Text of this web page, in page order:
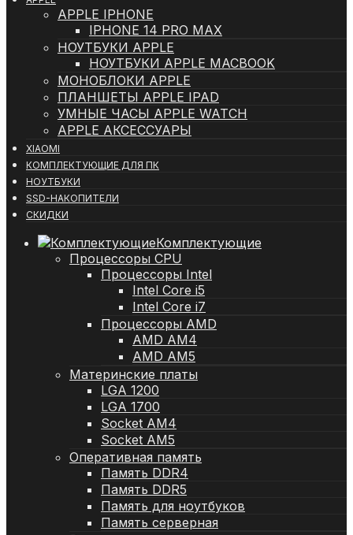
APPLE IPHONE
IPHONE 14 PRO MAX
НОУТБУКИ APPLE
НОУТБУКИ APPLE MACBOOK
МОНОБЛОКИ APPLE
ПЛАНШЕТЫ APPLE IPAD
УМНЫЕ ЧАСЫ APPLE WATCH
APPLE АКСЕССУАРЫ
XIAOMI
КОМПЛЕКТУЮЩИЕ ДЛЯ ПК
НОУТБУКИ
SSD-НАКОПИТЕЛИ
СКИДКИ
Комплектующие
Процессоры CPU
Процессоры Intel
Intel Core i5
Intel Core i7
Процессоры AMD
AMD AM4
AMD AM5
Материнские платы
LGA 1200
LGA 1700
Socket AM4
Socket AM5
Оперативная память
Память DDR4
Память DDR5
Память для ноутбуков
Память серверная